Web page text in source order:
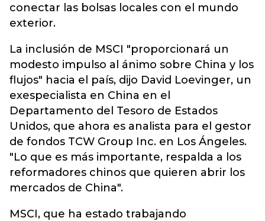
conectar las bolsas locales con el mundo
exterior.
La inclusión de MSCI "proporcionará un
modesto impulso al ánimo sobre China y los
flujos" hacia el país, dijo David Loevinger, un
exespecialista en China en el
Departamento del Tesoro de Estados
Unidos, que ahora es analista para el gestor
de fondos TCW Group Inc. en Los Ángeles.
"Lo que es más importante, respalda a los
reformadores chinos que quieren abrir los
mercados de China".
MSCI, que ha estado trabajando